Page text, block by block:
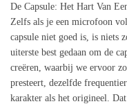
De Capsule: Het Hart Van
Zelfs als je een microfoon
capsule niet goed is, is niets
uiterste best gedaan om de
creëren, waarbij we ervoor
presteert, dezelfde
karakter als het origineel.